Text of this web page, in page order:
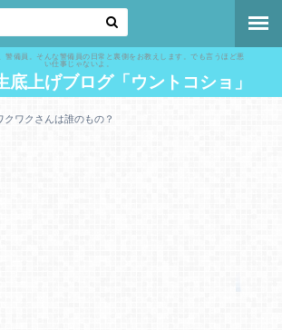
警備員。そんな警備員の日常と裏側をお教えします。でも言うほど悪
い仕事じゃないよ。
底上げブログ「ウントコショ」
クワクさんは誰のもの？